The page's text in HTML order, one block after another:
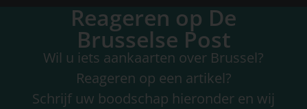
Reageren op De
Brusselse Post
Wil u iets aankaarten over Brussel?
Reageren op een artikel?
Schrijf uw boodschap hieronder en wij